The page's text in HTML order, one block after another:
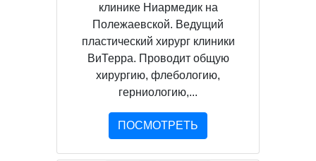
клинике Ниармедик на
Полежаевской. Ведущий
пластический хирург клиники
ВиТерра. Проводит общую
хирургию, флебологию,
герниологию,...
ПОСМОТРЕТЬ